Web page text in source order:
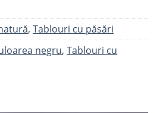
, Tablouri cu păsări
negru, Tablouri cu